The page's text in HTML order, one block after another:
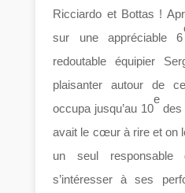
Ricciardo et Bottas !
sur une appréciable 6
redoutable équipier
plaisanter autour de
occupa jusqu’au 10
e
des
avait le cœur à rire et on
un seul responsable
s’intéresser à ses